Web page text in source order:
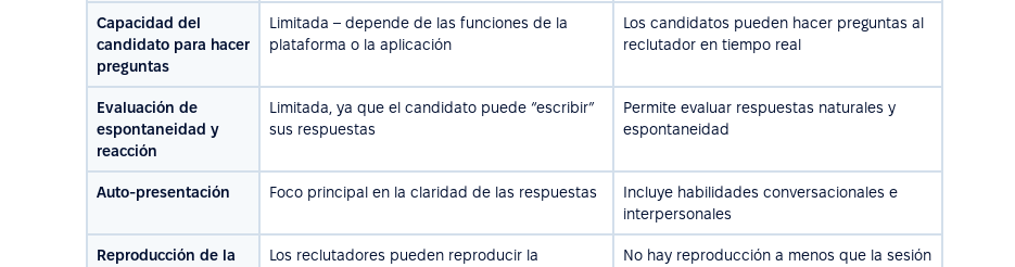
Capacidad del
candidato para hacer
preguntas
Limitada – depende de las funciones de la
plataforma o la aplicación
Los candidatos pueden hacer preguntas al
reclutador en tiempo real
Evaluación de
espontaneidad y
reacción
Limitada, ya que el candidato puede “escribir”
sus respuestas
Permite evaluar respuestas naturales y
espontaneidad
Auto-presentación Foco principal en la claridad de las respuestas
Incluye habilidades conversacionales e
interpersonales
Reproducción de la
Los reclutadores pueden reproducir la
No hay reproducción a menos que la sesión